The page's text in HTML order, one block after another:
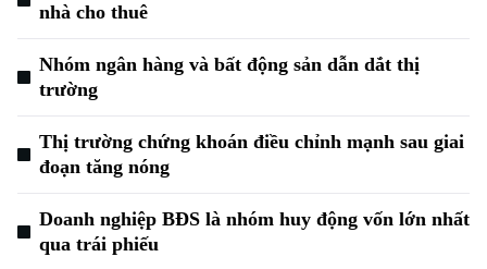
nhà cho thuê
Nhóm ngân hàng và bất động sản dẫn dắt thị
trường
Thị trường chứng khoán điều chỉnh mạnh sau giai
đoạn tăng nóng
Doanh nghiệp BĐS là nhóm huy động vốn lớn nhất
qua trái phiếu